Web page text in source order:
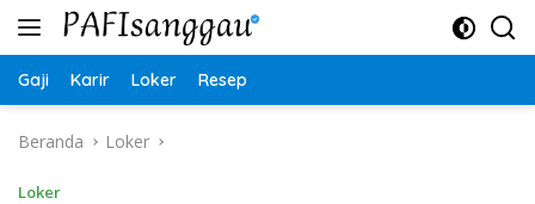
Langsung
Gaji Karir Loker Resep
Beranda Loker
Loker